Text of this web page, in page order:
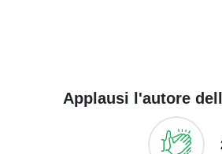
Applausi l'autore